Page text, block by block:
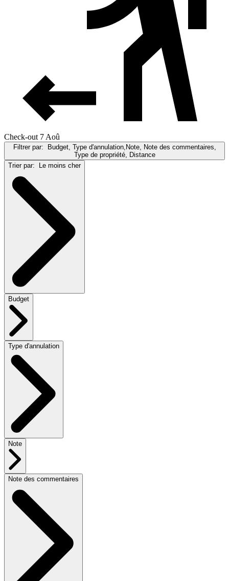
Check-out 7 Aoû
Filtrer par:
Budget, Type d'annulation,Note, Note des commentaires,
Type de propriété, Distance
Trier par:
Le moins cher
Budget
Type d'annulation
Note
Note des commentaires